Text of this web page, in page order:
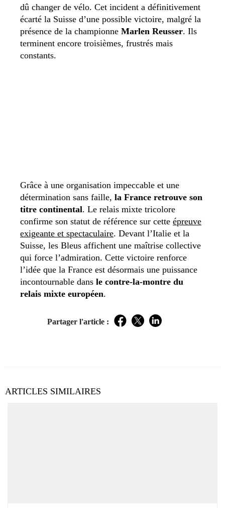
dû changer de vélo. Cet incident a définitivement
écarté la Suisse d’une possible victoire, malgré la
présence de la championne Marlen Reusser. Ils
terminent encore troisièmes, frustrés mais
constants.
Grâce à une organisation impeccable et une
détermination sans faille, la France retrouve son
titre continental. Le relais mixte tricolore
confirme son statut de référence sur cette épreuve
exigeante et spectaculaire. Devant l’Italie et la
Suisse, les Bleus affichent une maîtrise collective
qui force l’admiration. Cette victoire renforce
l’idée que la France est désormais une puissance
incontournable dans le contre-la-montre du
relais mixte européen.
Partager l'article : Facebook
TwitterLinkedIn
ARTICLES SIMILAIRES